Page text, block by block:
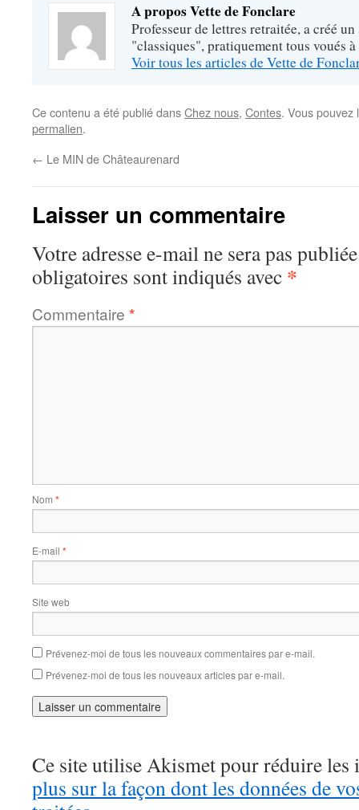
A propos Vette de Fonclare
Professeur de lettres retraitée, a créé
"classiques", pratiquement tous voués
Voir tous les articles de Vette de
Ce contenu a été publié dansChez nous, Contes. Vous
permalien.
← Le MIN de Châteaurenard
Laisser un commentaire
Votre adresse e-mail ne sera pas
obligatoires sont indiqués avec *
Commentaire *
Nom *
E-mail *
Site web
Prévenez-moi de tous les nouveaux commentaires par e-mail.
Prévenez-moi de tous les nouveaux articles par e-mail.
Ce site utilise Akismet pour réduire les
plus sur la façon dont les données de